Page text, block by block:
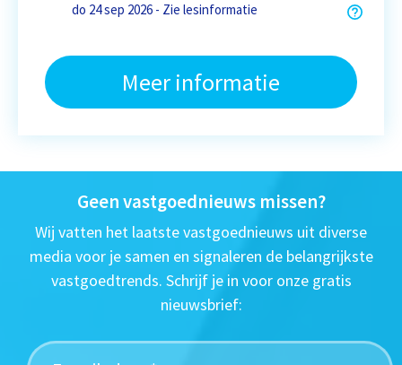
do 24 sep 2026 - Zie lesinformatie
Meer informatie
Geen vastgoednieuws missen?
Wij vatten het laatste vastgoednieuws uit diverse
media voor je samen en signaleren de belangrijkste
vastgoedtrends. Schrijf je in voor onze gratis
nieuwsbrief: